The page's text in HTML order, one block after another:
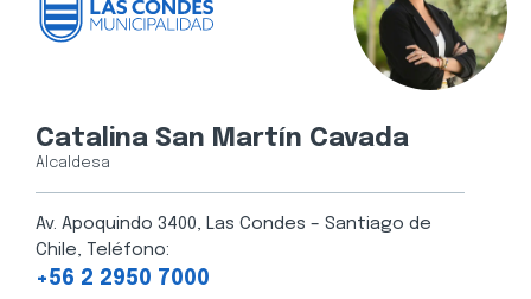
Catalina San Martín Cavada
Alcaldesa
Av. Apoquindo 3400, Las Condes – Santiago de
Chile, Teléfono:
+56 2 2950 7000